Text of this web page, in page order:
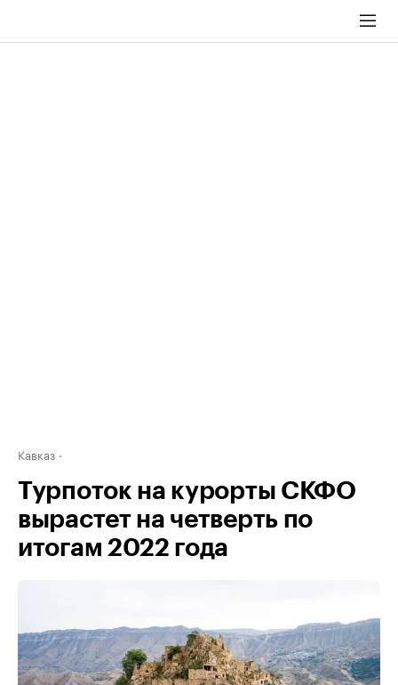
Кавказ
Турпоток на курорты СКФО
вырастет на четверть по
итогам 2022 года